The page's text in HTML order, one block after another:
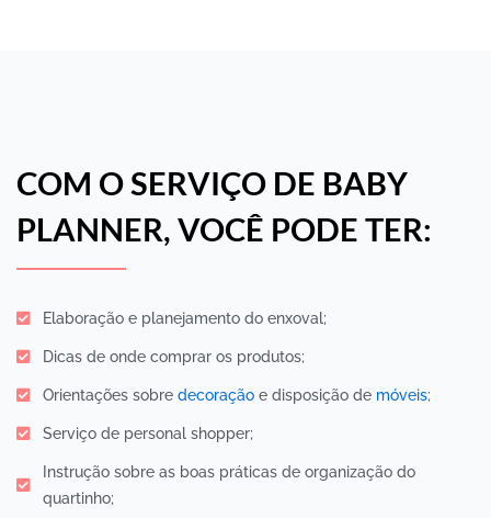
COM O SERVIÇO DE BABY
PLANNER, VOCÊ PODE TER:
Elaboração e planejamento do enxoval;
Dicas de onde comprar os produtos;
Orientações sobre decoraçãoe disposição de móveis;
Serviço de personal shopper;
Instrução sobre as boas práticas de organização do
quartinho;